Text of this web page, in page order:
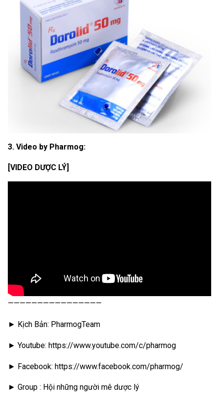
3. Video by Pharmog:
[VIDEO DƯỢC LÝ]
————————————————
► Kịch Bản: PharmogTeam
► Youtube: https://www.youtube.com/c/pharmog
► Facebook: https://www.facebook.com/pharmog/
► Group : Hội những người mê dược lý